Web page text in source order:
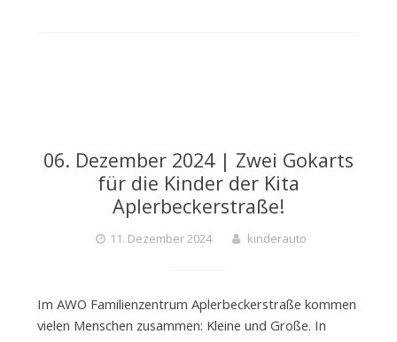
06. Dezember 2024 | Zwei Gokarts
für die Kinder der Kita
Aplerbeckerstraße!
11. Dezember 2024 kinderauto
Im AWO Familienzentrum Aplerbeckerstraße kommen
vielen Menschen zusammen: Kleine und Große. In